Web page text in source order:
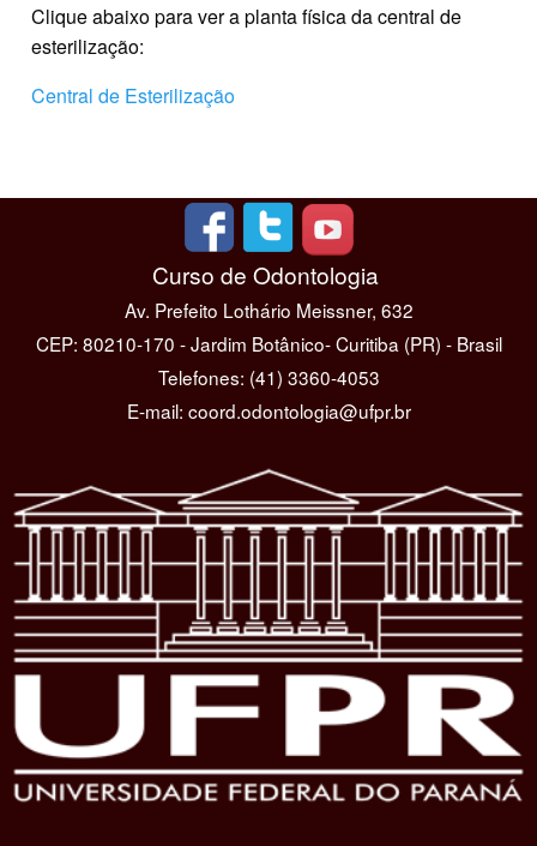
Clique abaixo para ver a planta física da central de
esterilização:
Central de Esterilização
Curso de Odontologia
Av. Prefeito Lothário Meissner, 632
CEP: 80210-170 - Jardim Botânico- Curitiba (PR) - Brasil
Telefones: (41) 3360-4053
E-mail: coord.odontologia@ufpr.br